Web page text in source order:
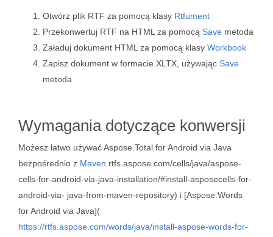
Otwórz plik RTF za pomocą klasy Rtfument
Przekonwertuj RTF na HTML za pomocą Save metoda
Załaduj dokument HTML za pomocą klasy Workbook
Zapisz dokument w formacie XLTX, używając Save
metoda
Wymagania dotyczące konwersji
Możesz łatwo używać Aspose.Total for Android via Java
bezpośrednio z Maven rtfs.aspose.com/cells/java/aspose-
cells-for-android-via-java-installation/#install-asposecells-for-
android-via- java-from-maven-repository) i [Aspose.Words
for Android via Java](
https://rtfs.aspose.com/words/java/install-aspose-words-for-